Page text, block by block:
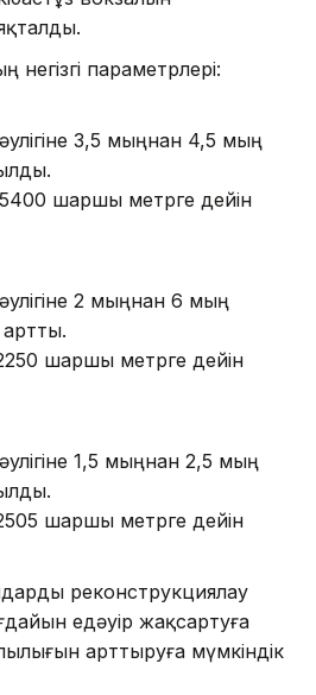
параметрлері:
3,5 мыңнан 4,5 мың
шаршы метрге дейін
2 мыңнан 6 мың
шаршы метрге дейін
1,5 мыңнан 2,5 мың
шаршы метрге дейін
реконструкциялау
едәуір жақсартуға
арттыруға мүмкіндік